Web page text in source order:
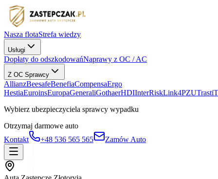
Nasza flotaStrefa wiedzy
Usługi
Dopłaty do odszkodowańNaprawy z OC / AC
Z OC Sprawcy
AllianzBeesafeBenefiaCompensaErgo
HestiaEuroinsEuropaGeneraliGothaerHDIInterRiskLink4PZUTrasti
Wybierz ubezpieczyciela sprawcy wypadku
Otrzymaj darmowe auto
Kontakt
+48 536 565 565 Zamów Auto